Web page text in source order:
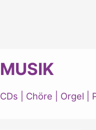
MUSIK
CDs Chöre Orgel